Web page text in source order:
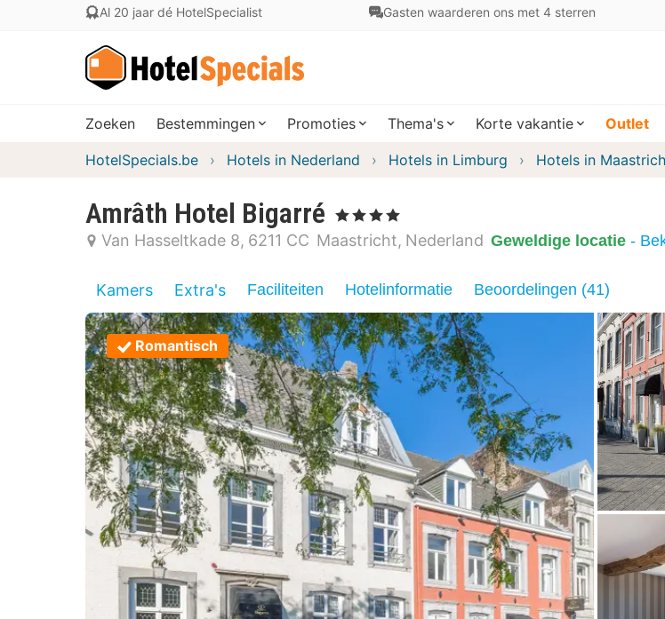
Al 20 jaar dé HotelSpecialist Gasten waarderen ons met 4 sterren
Zoeken Bestemmingen Promoties Thema's Korte vakantie Outlet
HotelSpecials.be Hotels in Nederland Hotels in Limburg Hotels in
Amrâth Hotel Bigarré , 4 Sterren
Van Hasseltkade 8 6211 CC Maastricht Nederland Geweldige locatie -
Kamers Extra's Faciliteiten Hotelinformatie Beoordelingen (41)
Romantisch